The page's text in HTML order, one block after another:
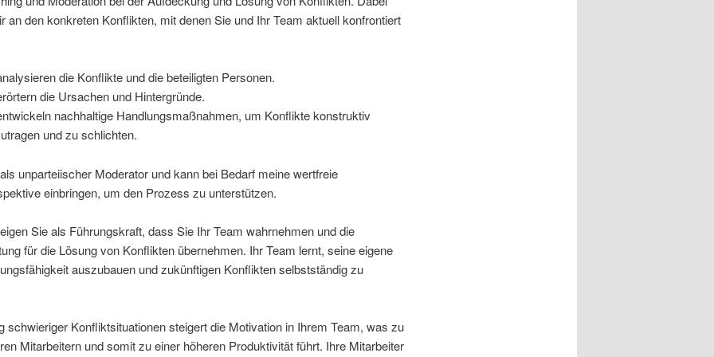
an den konkreten Konflikten, mit denen Sie und Ihr Team aktuell konfrontiert
die Konflikte und die beteiligten Personen.
die Ursachen und Hintergründe.
nachhaltige Handlungsmaßnahmen, um Konflikte konstruktiv
und zu schlichten.
unparteiischer Moderator und kann bei Bedarf meine wertfreie
einbringen, um den Prozess zu unterstützen.
Sie als Führungskraft, dass Sie Ihr Team wahrnehmen und die
für die Lösung von Konflikten übernehmen. Ihr Team lernt, seine eigene
auszubauen und zukünftigen Konflikten selbstständig zu
schwieriger Konfliktsituationen steigert die Motivation in Ihrem Team, was zu
Mitarbeitern und somit zu einer höheren Produktivität führt. Ihre Mitarbeiter